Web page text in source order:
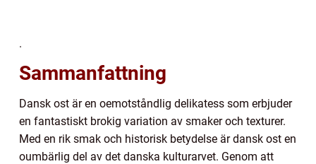
.
Sammanfattning
Dansk ost är en oemotståndlig delikatess som erbjuder
en fantastiskt brokig variation av smaker och texturer.
Med en rik smak och historisk betydelse är dansk ost en
oumbärlig del av det danska kulturarvet. Genom att